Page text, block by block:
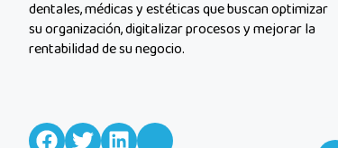
dentales, médicas y estéticas que buscan optimizar
su organización, digitalizar procesos y mejorar la
rentabilidad de su negocio.